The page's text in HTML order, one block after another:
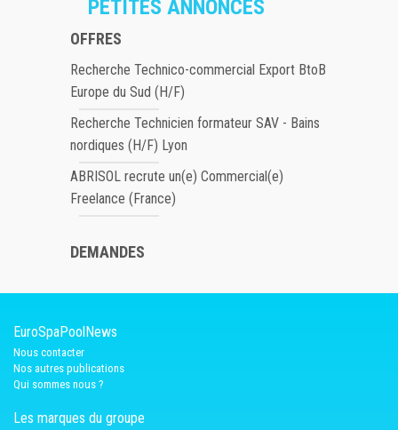
PETITES ANNONCES
OFFRES
Recherche Technico-commercial Export BtoB
Europe du Sud (H/F)
Recherche Technicien formateur SAV - Bains
nordiques (H/F) Lyon
ABRISOL recrute un(e) Commercial(e)
Freelance (France)
DEMANDES
EuroSpaPoolNews
Nous contacter
Nos autres publications
Qui sommes nous ?
Les marques du groupe